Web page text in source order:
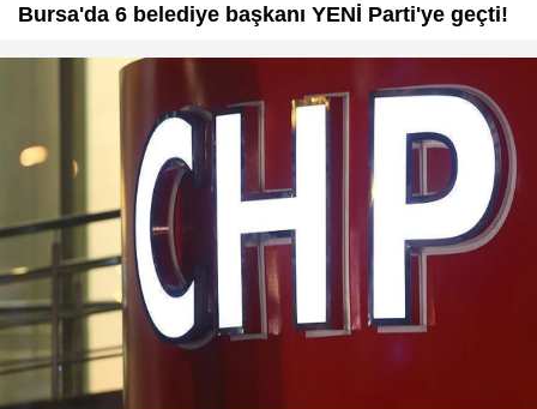
Bursa'da 6 belediye başkanı YENİ Parti'ye geçti!